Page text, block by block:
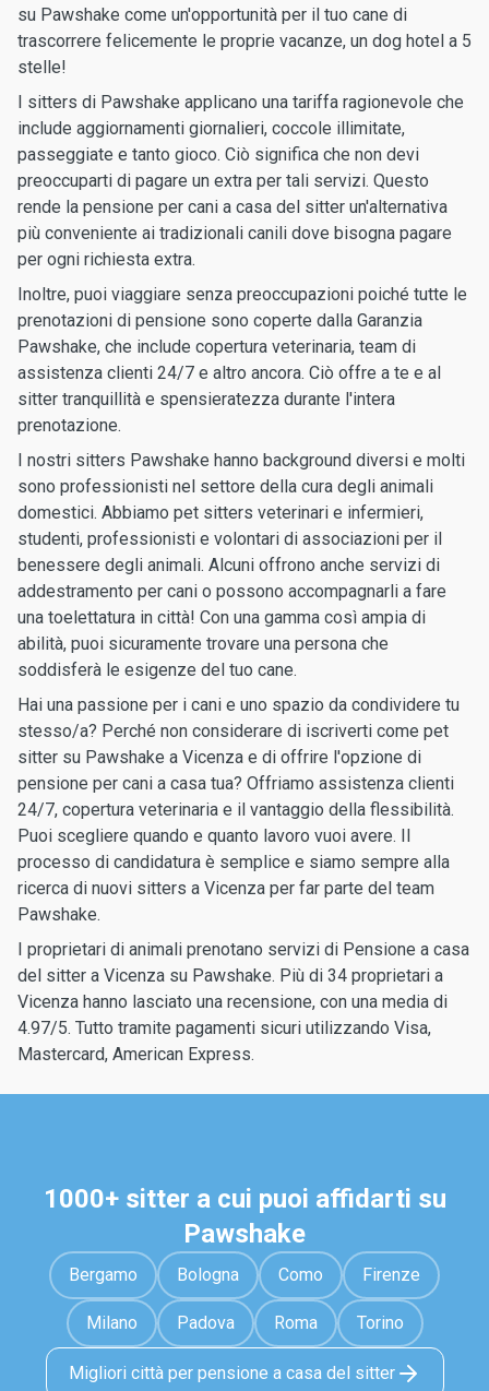
su Pawshake come un'opportunità per il tuo cane di
trascorrere felicemente le proprie vacanze, un dog hotel a 5
stelle!
I sitters di Pawshake applicano una tariffa ragionevole che
include aggiornamenti giornalieri, coccole illimitate,
passeggiate e tanto gioco. Ciò significa che non devi
preoccuparti di pagare un extra per tali servizi. Questo
rende la pensione per cani a casa del sitter un'alternativa
più conveniente ai tradizionali canili dove bisogna pagare
per ogni richiesta extra.
Inoltre, puoi viaggiare senza preoccupazioni poiché tutte le
prenotazioni di pensione sono coperte dalla Garanzia
Pawshake, che include copertura veterinaria, team di
assistenza clienti 24/7 e altro ancora. Ciò offre a te e al
sitter tranquillità e spensieratezza durante l'intera
prenotazione.
I nostri sitters Pawshake hanno background diversi e molti
sono professionisti nel settore della cura degli animali
domestici. Abbiamo pet sitters veterinari e infermieri,
studenti, professionisti e volontari di associazioni per il
benessere degli animali. Alcuni offrono anche servizi di
addestramento per cani o possono accompagnarli a fare
una toelettatura in città! Con una gamma così ampia di
abilità, puoi sicuramente trovare una persona che
soddisferà le esigenze del tuo cane.
Hai una passione per i cani e uno spazio da condividere tu
stesso/a? Perché non considerare di iscriverti come pet
sitter su Pawshake a Vicenza e di offrire l'opzione di
pensione per cani a casa tua? Offriamo assistenza clienti
24/7, copertura veterinaria e il vantaggio della flessibilità.
Puoi scegliere quando e quanto lavoro vuoi avere. Il
processo di candidatura è semplice e siamo sempre alla
ricerca di nuovi sitters a Vicenza per far parte del team
Pawshake.
I proprietari di animali prenotano servizi di Pensione a casa
del sitter a Vicenza su Pawshake. Più di 34 proprietari a
Vicenza hanno lasciato una recensione, con una media di
4.97/5. Tutto tramite pagamenti sicuri utilizzando Visa,
Mastercard, American Express.
1000+ sitter a cui puoi affidarti su
Pawshake
Bergamo Bologna Como Firenze
Milano Padova Roma Torino
Migliori città per pensione a casa del sitter